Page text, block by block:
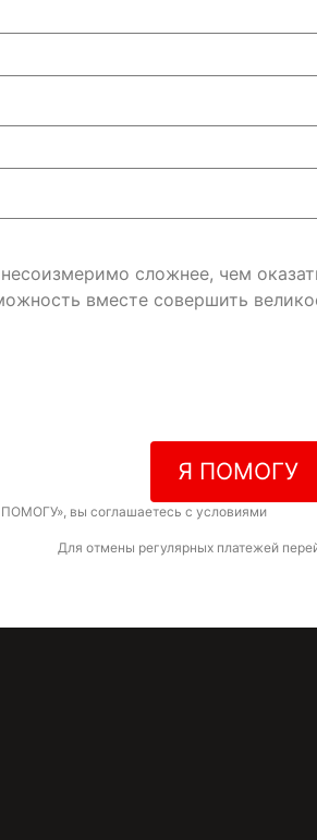
сложнее, чем
вместе совершить
Я ПОМОГУ
вы соглашаетесь с условиями
Для отмены регулярных платежей